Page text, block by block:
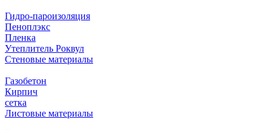
Гидро-пароизоляция
Пеноплэкс
Пленка
Утеплитель Роквул
Стеновые материалы
Газобетон
Кирпич
сетка
Листовые материалы